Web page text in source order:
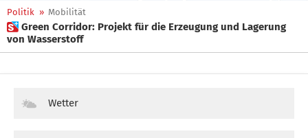
Politik » Mobilität
 Green Corridor: Projekt für die Erzeugung und Lagerung
von Wasserstoff
Wetter